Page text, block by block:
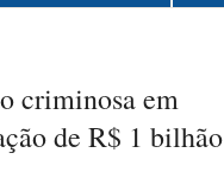
criminosa em
de R$ 1 bilhão